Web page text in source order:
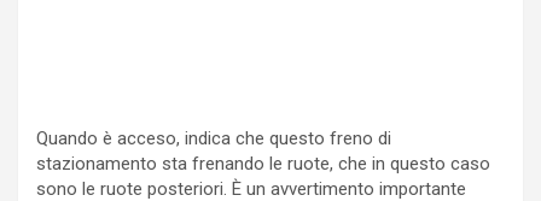
Quando è acceso, indica che questo freno di
stazionamento sta frenando le ruote, che in questo caso
sono le ruote posteriori. È un avvertimento importante